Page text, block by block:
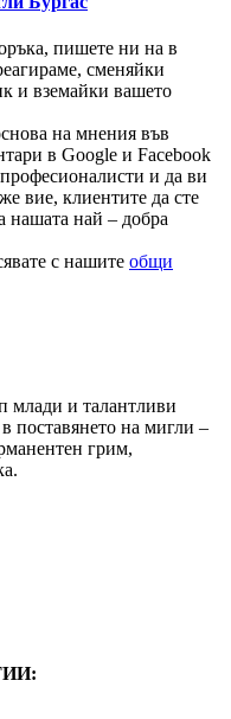
пишете ни на в
сменяйки
и вземайки вашето
на мнения във
в Google и Facebook
и да ви
вие, клиентите да сте
нашата най – добра
с нашите общи
млади и талантливи
поставянето на мигли –
грим,